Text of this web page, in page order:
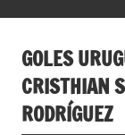
GOLES
CRISTHIAN
RODRÍGUEZ